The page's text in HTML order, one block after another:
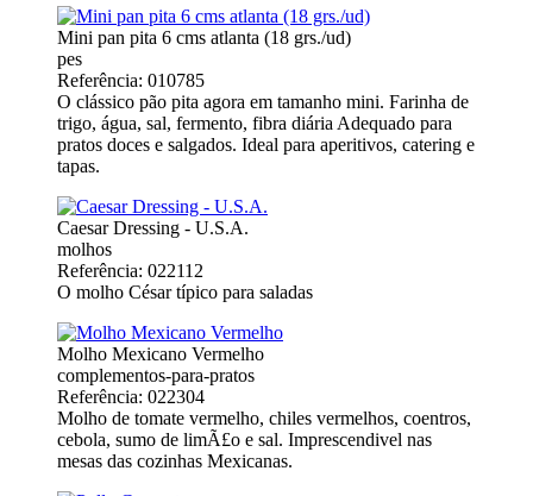
Mini pan pita 6 cms atlanta (18 grs./ud)
pes
Referência: 010785
O clássico pão pita agora em tamanho mini. Farinha de
trigo, água, sal, fermento, fibra diária Adequado para
pratos doces e salgados. Ideal para aperitivos, catering e
tapas.
Caesar Dressing - U.S.A.
molhos
Referência: 022112
O molho César típico para saladas
Molho Mexicano Vermelho
complementos-para-pratos
Referência: 022304
Molho de tomate vermelho, chiles vermelhos, coentros,
cebola, sumo de limÃ£o e sal. Imprescendivel nas
mesas das cozinhas Mexicanas.